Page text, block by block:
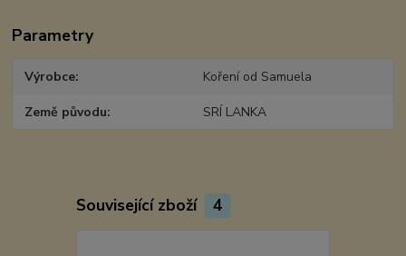
Parametry
Výrobce Koření od Samuela
Země původu SRÍ LANKA
Související zboží 4